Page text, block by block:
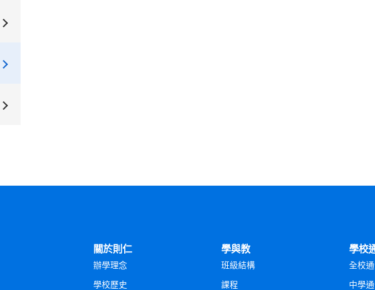
關於則仁
辦學理念
學校歷史
學與教
班級結構
課程
學校
全校
中學